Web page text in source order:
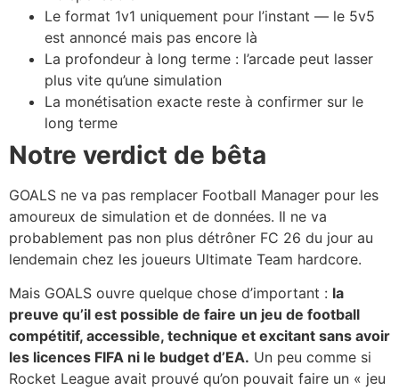
Le format 1v1 uniquement pour l’instant — le 5v5
est annoncé mais pas encore là
La profondeur à long terme : l’arcade peut lasser
plus vite qu’une simulation
La monétisation exacte reste à confirmer sur le
long terme
Notre verdict de bêta
GOALS ne va pas remplacer Football Manager pour les
amoureux de simulation et de données. Il ne va
probablement pas non plus détrôner FC 26 du jour au
lendemain chez les joueurs Ultimate Team hardcore.
Mais GOALS ouvre quelque chose d’important : la
preuve qu’il est possible de faire un jeu de football
compétitif, accessible, technique et excitant sans avoir
les licences FIFA ni le budget d’EA. Un peu comme si
Rocket League avait prouvé qu’on pouvait faire un « jeu